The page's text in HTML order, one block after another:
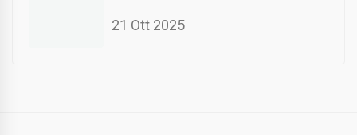
21 Ott 2025